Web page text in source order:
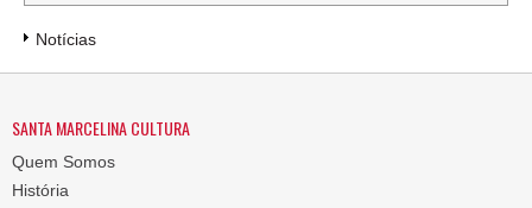
Notícias
SANTA MARCELINA CULTURA
Quem Somos
História